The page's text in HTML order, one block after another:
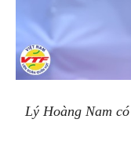
Lý Hoàng Nam